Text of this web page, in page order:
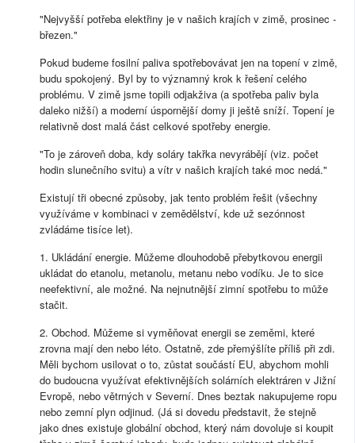
"Nejvyšší potřeba elektřiny je v našich krajích v zimě, prosinec -
březen."
Pokud budeme fosilní paliva spotřebovávat jen na topení v zimě,
budu spokojený. Byl by to významný krok k řešení celého
problému. V zimě jsme topili odjakživa (a spotřeba paliv byla
daleko nižší) a moderní úspornější domy ji ještě sníží. Topení je
relativně dost malá část celkové spotřeby energie.
"To je zároveň doba, kdy soláry takřka nevyrábějí (viz. počet
hodin slunečního svitu) a vítr v našich krajích také moc nedá."
Existují tři obecné způsoby, jak tento problém řešit (všechny
využíváme v kombinaci v zemědělství, kde už sezónnost
zvládáme tisíce let).
1. Ukládání energie. Můžeme dlouhodobě přebytkovou energii
ukládat do etanolu, metanolu, metanu nebo vodíku. Je to sice
neefektivní, ale možné. Na nejnutnější zimní spotřebu to může
stačit.
2. Obchod. Můžeme si vyměňovat energii se zeměmi, které
zrovna mají den nebo léto. Ostatně, zde přemýšlíte příliš při zdi.
Měli bychom usilovat o to, zůstat součástí EU, abychom mohli
do budoucna využívat efektivnějších solárních elektráren v Jižní
Evropě, nebo větrných v Severní. Dnes beztak nakupujeme ropu
nebo zemní plyn odjinud. (Já si dovedu představit, že stejně
jako dnes existuje globální obchod, který nám dovoluje si koupit